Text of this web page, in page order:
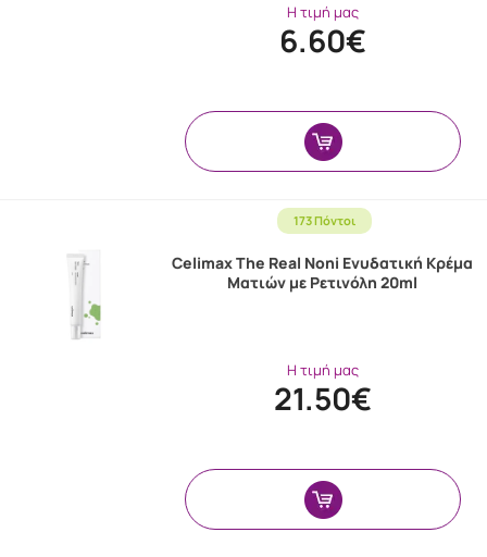
Η τιμή μας
6.60€
173 Πόντοι
Celimax The Real Noni Ενυδατική Κρέμα
Ματιών με Ρετινόλη 20ml
Η τιμή μας
21.50€